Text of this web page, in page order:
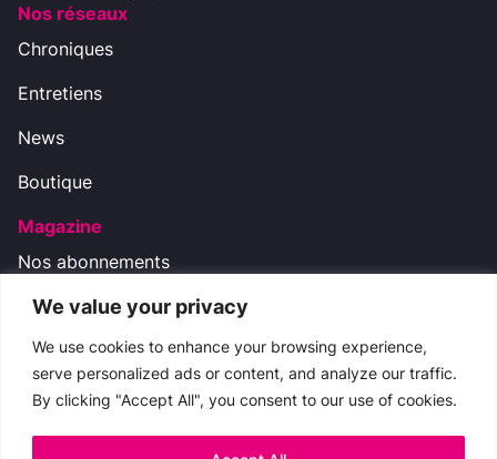
We value your privacy
We use cookies to enhance your browsing experience,
serve personalized ads or content, and analyze our traffic.
By clicking "Accept All", you consent to our use of cookies.
Nos réseaux
Chroniques
Entretiens
News
Boutique
Magazine
Nos abonnements
Nos réseaux
Nous contacter
boutique.cinemateaser@gmail.com